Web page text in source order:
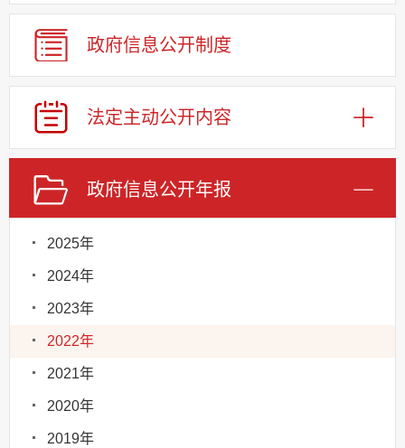
政府信息公开制度
法定主动公开内容
政府信息公开年报
2025年
2024年
2023年
2022年
2021年
2020年
2019年